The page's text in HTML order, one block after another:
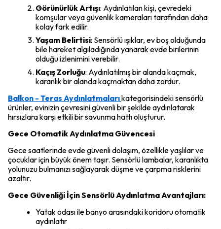
Görünürlük Artışı: Aydınlatılan kişi, çevredeki
komşular veya güvenlik kameraları tarafından daha
kolay fark edilir.
Yaşam Belirtisi: Sensörlü ışıklar, ev boş olduğunda
bile hareket algıladığında yanarak evde birilerinin
olduğu izlenimini verebilir.
Kaçış Zorluğu: Aydınlatılmış bir alanda kaçmak,
karanlık bir alanda kaçmaktan daha zordur.
Balkon - Teras Aydınlatmalarıkategorisindeki sensörlü
ürünler, evinizin çevresini güvenli bir şekilde aydınlatarak
hırsızlara karşı etkili bir savunma hattı oluşturur.
Gece Otomatik Aydınlatma Güvencesi
Gece saatlerinde evde güvenli dolaşım, özellikle yaşlılar ve
çocuklar için büyük önem taşır. Sensörlü lambalar, karanlıkta
yolunuzu bulmanızı sağlayarak düşme ve çarpma risklerini
azaltır.
Gece Güvenliği İçin Sensörlü Aydınlatma Avantajları:
Yatak odası ile banyo arasındaki koridoru otomatik
aydınlatır